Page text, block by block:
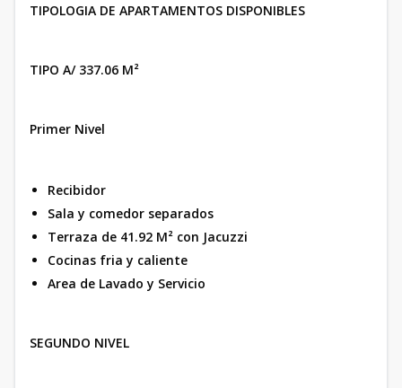
TIPOLOGIA DE APARTAMENTOS DISPONIBLES
TIPO A/ 337.06 M²
Primer Nivel
Recibidor
Sala y comedor separados
Terraza de 41.92 M² con Jacuzzi
Cocinas fria y caliente
Area de Lavado y Servicio
SEGUNDO NIVEL